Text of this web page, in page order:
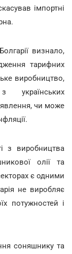
імпортні
визнало,
тарифних
виробництво,
українських
чи може
з виробництва
олії та
є одними
не виробляє
потужностей і
соняшнику та